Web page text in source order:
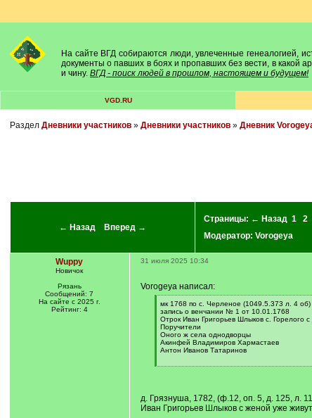
На сайте ВГД собираются люди, увлеченные генеалогией,
документы о павших в боях и пропавших без вести, в какой
и чину. ВГД - поиск людей в прошлом, настоящем и будущем!
VGD.RU
Раздел Дневники участников» Дневники участников» Дневник
← Назад Вперед →
Страницы: ← Назад 1 2
Модератор: Vorogeya
Wuppy
Новичок
Рязань
Сообщений: 7
На сайте с 2025 г.
Рейтинг: 4
31 июля 2025 10:34
Vorogeya написал:
[
q
]
мк 1768 по с. Черленое (1049.5.373 л. 4 об)
запись о венчании № 1 от 10.01.1768
Отрок Иван Григорьев Шлыков с.
Поручители
Оного ж села однодворцы
Акинфей Владимиров Хармастаев
Антон Иванов Татаринов
[
д. Грязнуша, 1782, (ф.12, оп. 5, д. 125, л.
Иван Григорьев Шлыков с женой уже